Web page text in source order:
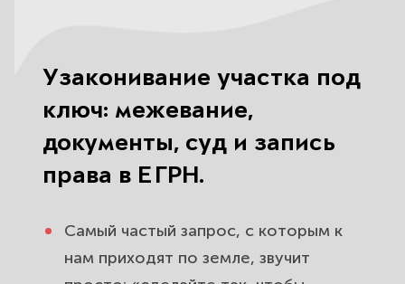
Узаконивание участка под
ключ: межевание,
документы, суд и запись
права в ЕГРН.
Самый частый запрос, с которым к
нам приходят по земле, звучит